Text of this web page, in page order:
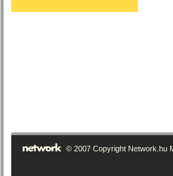
© 2007 Copyright Network.hu